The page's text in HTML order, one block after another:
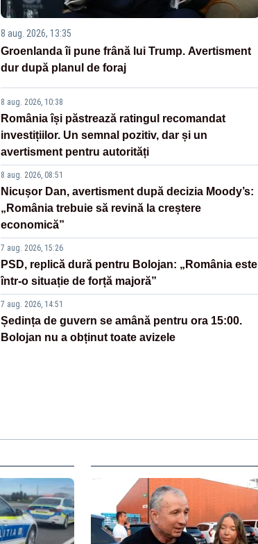
8 aug. 2026, 13:35
Groenlanda îi pune frână lui Trump. Avertisment
dur după planul de foraj
8 aug. 2026, 10:38
România își păstrează ratingul recomandat
investițiilor. Un semnal pozitiv, dar și un
avertisment pentru autorități
8 aug. 2026, 08:51
Nicușor Dan, avertisment după decizia Moody’s:
„România trebuie să revină la creștere
economică”
7 aug. 2026, 15:26
PSD, replică dură pentru Bolojan: „România este
într-o situație de forță majoră”
7 aug. 2026, 14:51
Ședința de guvern se amână pentru ora 15:00.
Bolojan nu a obținut toate avizele